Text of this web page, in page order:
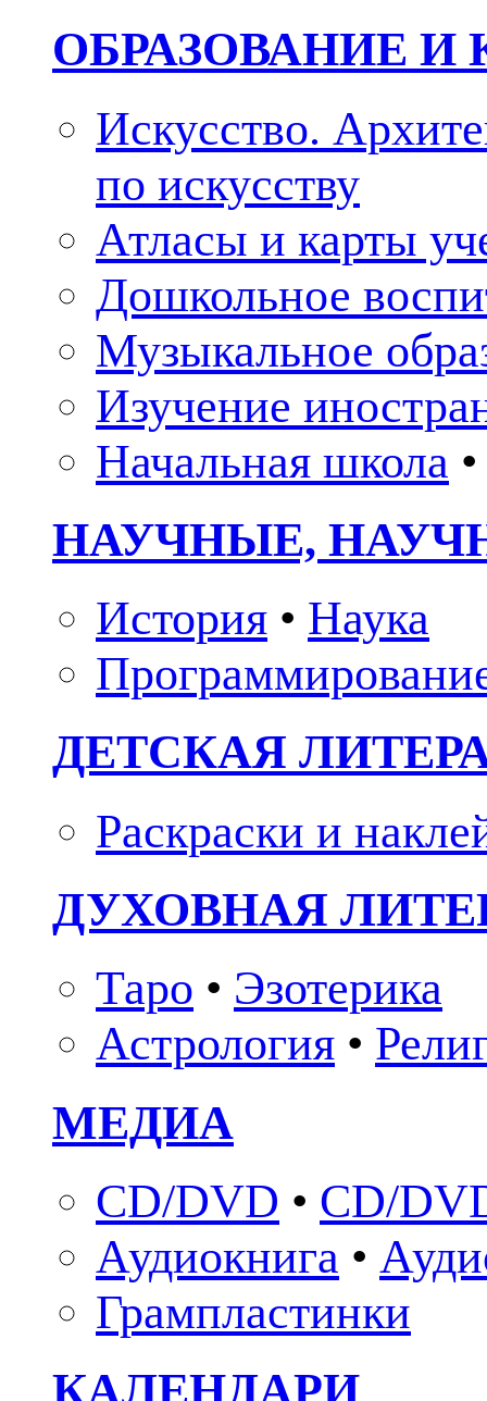
ОБРАЗОВАНИЕ И
Искусство.
по искусству
Атласы и карты
Дошкольное
Музыкальное
Изучение
Начальная школа •
НАУЧНЫЕ,
История • Наука
ДЕТСКАЯ
Раскраски и
ДУХОВНАЯ
Таро • Эзотерика
Астрология •
МЕДИА
CD/DVD • CD/
Аудиокнига •
Грампластинки